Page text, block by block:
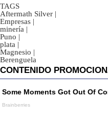
TAGS
Aftermath Silver |
Empresas |
minería |
Puno |
plata |
Magnesio |
Berenguela